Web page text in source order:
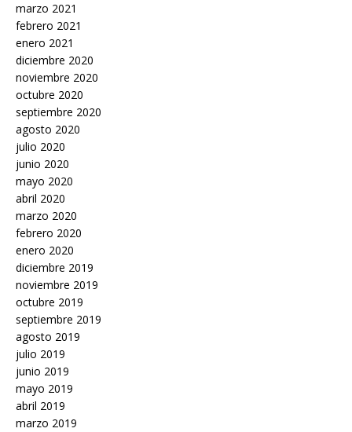
marzo 2021
febrero 2021
enero 2021
diciembre 2020
noviembre 2020
octubre 2020
septiembre 2020
agosto 2020
julio 2020
junio 2020
mayo 2020
abril 2020
marzo 2020
febrero 2020
enero 2020
diciembre 2019
noviembre 2019
octubre 2019
septiembre 2019
agosto 2019
julio 2019
junio 2019
mayo 2019
abril 2019
marzo 2019